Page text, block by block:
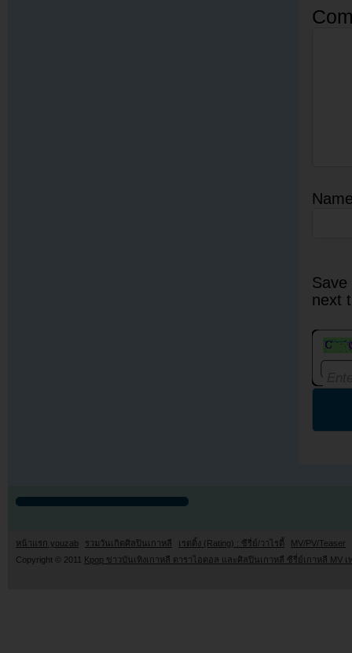
next
หน้าแรก youzab รวมวันเกิดศิลปินเกาหลี เรตติ้ง (Rating) : ซีรี่ย์/วาไรตี้
MV/PV/Teaser
Copyright © 2011 Kpop ข่าวบันเทิงเกาหลี ดาราไอดอล และศิลปินเกาหลี ซีรี่ย์เกาหลี MV